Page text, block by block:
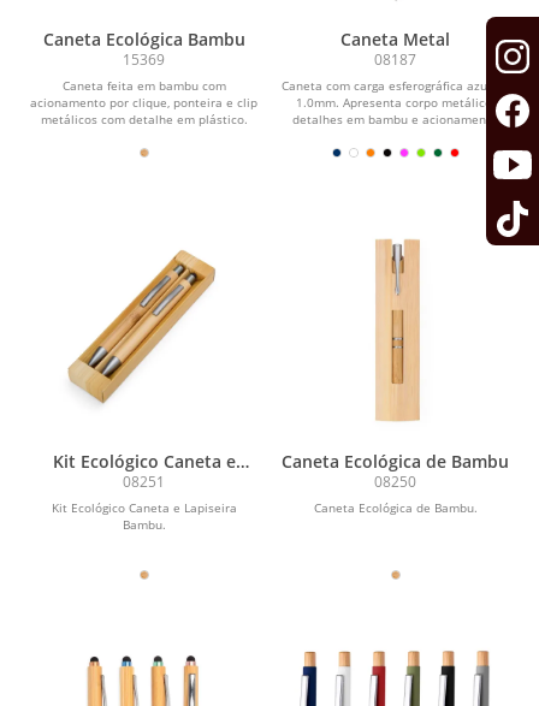
Caneta Ecológica Bambu
15369
Caneta feita em bambu com
acionamento por clique, ponteira e clip
metálicos com detalhe em plástico.
Caneta Metal
08187
Caneta com carga esferográfica azul de
1.0mm. Apresenta corpo metálico,
detalhes em bambu e acionamento
Kit Ecológico Caneta e
Lapiseira Bambu
08251
Kit Ecológico Caneta e Lapiseira
Bambu.
Caneta Ecológica de Bambu
08250
Caneta Ecológica de Bambu.